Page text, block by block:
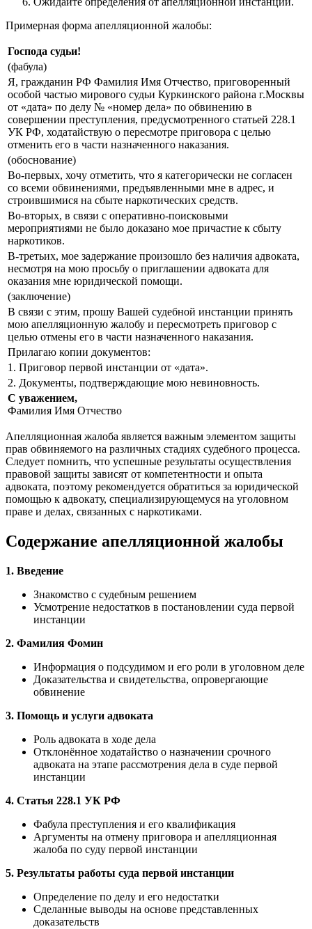
Примерная форма апелляционной жалобы:
Господа судьи!
(фабула)
Я, гражданин РФ Фамилия Имя Отчество, приговоренный
особой частью мирового судьи Куркинского района г.Москвы
от «дата» по делу № «номер дела» по обвинению в
совершении преступления, предусмотренного статьей 228.1
УК РФ, ходатайствую о пересмотре приговора с целью
отменить его в части назначенного наказания.
(обоснование)
Во-первых, хочу отметить, что я категорически не согласен
со всеми обвинениями, предъявленными мне в адрес, и
строившимися на сбыте наркотических средств.
Во-вторых, в связи с оперативно-поисковыми
мероприятиями не было доказано мое причастие к сбыту
наркотиков.
В-третьих, мое задержание произошло без наличия адвоката,
несмотря на мою просьбу о приглашении адвоката для
оказания мне юридической помощи.
(заключение)
В связи с этим, прошу Вашей судебной инстанции принять
мою апелляционную жалобу и пересмотреть приговор с
целью отмены его в части назначенного наказания.
Прилагаю копии документов:
1. Приговор первой инстанции от «дата».
2. Документы, подтверждающие мою невиновность.
С уважением,
Фамилия Имя Отчество
Апелляционная жалоба является важным элементом защиты
прав обвиняемого на различных стадиях судебного процесса.
Следует помнить, что успешные результаты осуществления
правовой защиты зависят от компетентности и опыта
адвоката, поэтому рекомендуется обратиться за юридической
помощью к адвокату, специализирующемуся на уголовном
праве и делах, связанных с наркотиками.
Содержание апелляционной жалобы
1. Введение
Знакомство с судебным решением
Усмотрение недостатков в постановлении суда первой
инстанции
2. Фамилия Фомин
Информация о подсудимом и его роли в уголовном деле
Доказательства и свидетельства, опровергающие
обвинение
3. Помощь и услуги адвоката
Роль адвоката в ходе дела
Отклонённое ходатайство о назначении срочного
адвоката на этапе рассмотрения дела в суде первой
инстанции
4. Статья 228.1 УК РФ
Фабула преступления и его квалификация
Аргументы на отмену приговора и апелляционная
жалоба по суду первой инстанции
5. Результаты работы суда первой инстанции
Определение по делу и его недостатки
Сделанные выводы на основе представленных
доказательств